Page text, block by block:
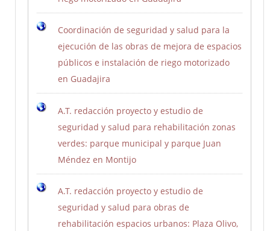
Coordinación de seguridad y salud para la
ejecución de las obras de mejora de espacios
públicos e instalación de riego motorizado
en Guadajira
A.T. redacción proyecto y estudio de
seguridad y salud para rehabilitación zonas
verdes: parque municipal y parque Juan
Méndez en Montijo
A.T. redacción proyecto y estudio de
seguridad y salud para obras de
rehabilitación espacios urbanos: Plaza Olivo,